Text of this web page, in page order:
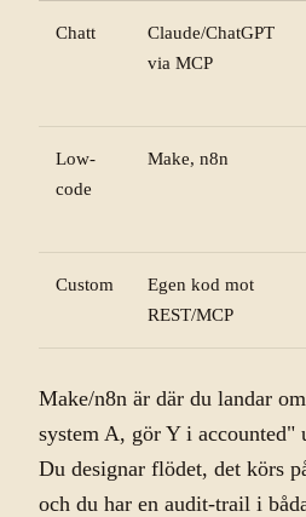
Chatt
Claude/ChatGPT
via MCP
Low-
code
Make, n8n
Custom
Egen kod mot
REST/MCP
Make/n8n är där du landar
system A, gör Y i accounted"
Du designar flödet, det körs
och du har en audit-trail i